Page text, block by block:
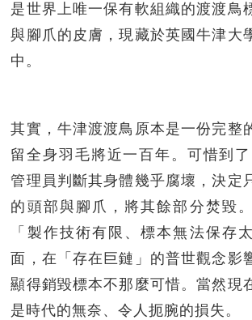
是世界上唯一保有軟組織的渡渡鳥
與腳爪的皮膚，現藏於英國牛津大
中。
其實，牛津渡渡鳥原本是一份完整
留全身羽毛將近一百年。可惜到
管理員判斷其身體幾乎腐壞，決定
的頭部與腳爪，將其餘部分焚毀
「製作技術有限、標本無法保存
面，在「存在巨鏈」的普世觀念影
顯得銷毀標本不那麼可惜。當然現
是時代的無奈、令人扼腕的損失。